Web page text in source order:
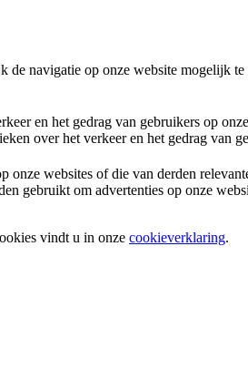
de navigatie op onze website mogelijk
en het gedrag van gebruikers op
over het verkeer en het gedrag van
onze websites of die van derden
gebruikt om advertenties op onze
vindt u in onze cookieverklaring.